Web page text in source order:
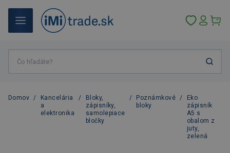
Domov /
Kancelária
a
elektronika
/
Bloky,
zápisníky,
samolepiace
bločky
/
Poznámkové
bloky
/
Eko
zápisník
A5 s
obalom z
juty,
zelená